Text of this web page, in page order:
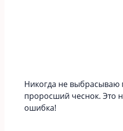
Никогда не
проросший чеснок. Это
ошибка!